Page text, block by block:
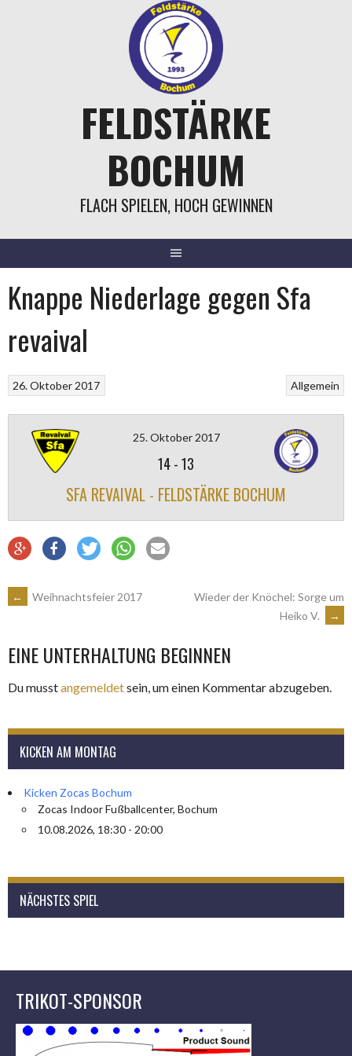
FELDSTÄRKE
BOCHUM
FLACH SPIELEN, HOCH GEWINNEN
Knappe Niederlage gegen Sfa
revaival
Allgemein
26. Oktober 2017
25. Oktober 2017
14-13
SFA REVAIVAL - FELDSTÄRKE BOCHUM
ARTIKEL-
NAVIGATION
← Weihnachtsfeier 2017
Wieder der Knöchel: Sorge um
Heiko V.
→
EINE UNTERHALTUNG BEGINNEN
Du musstangemeldetsein, um einen Kommentar abzugeben.
KICKEN AM MONTAG
Kicken Zocas Bochum
Zocas Indoor Fußballcenter, Bochum
10.08.2026, 18:30 - 20:00
NÄCHSTES SPIEL
TRIKOT-SPONSOR